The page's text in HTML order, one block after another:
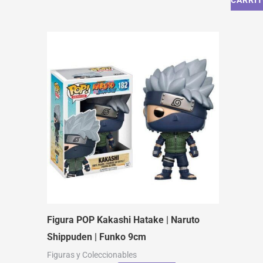
Figura POP Kakashi Hatake | Naruto
Shippuden | Funko 9cm
Figuras y Coleccionables